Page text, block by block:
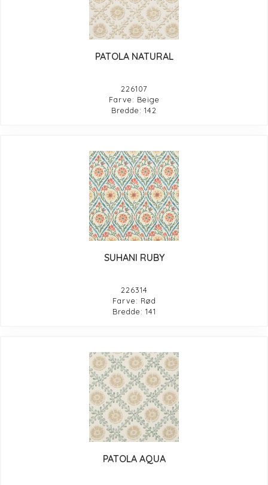
PATOLA NATURAL
226107
Farve: Beige
Bredde: 142
SUHANI RUBY
226314
Farve: Rød
Bredde: 141
PATOLA AQUA